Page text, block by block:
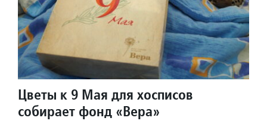
Цветы к 9 Мая для хосписов
собирает фонд «Вера»